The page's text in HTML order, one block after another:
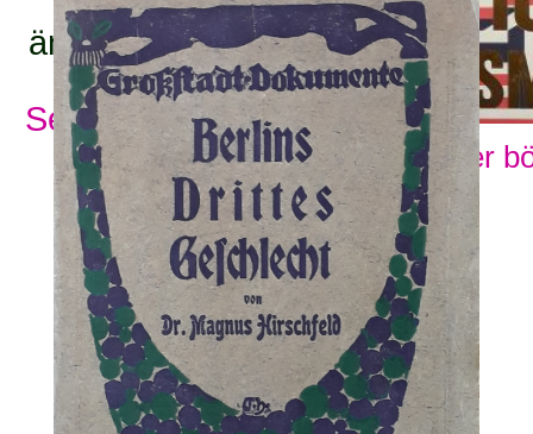
ämnesord:
Se alla ämnesord
Visa fler